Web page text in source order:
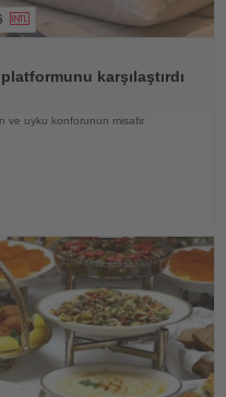
karşılaştırdı
ve uyku konforunun misafir